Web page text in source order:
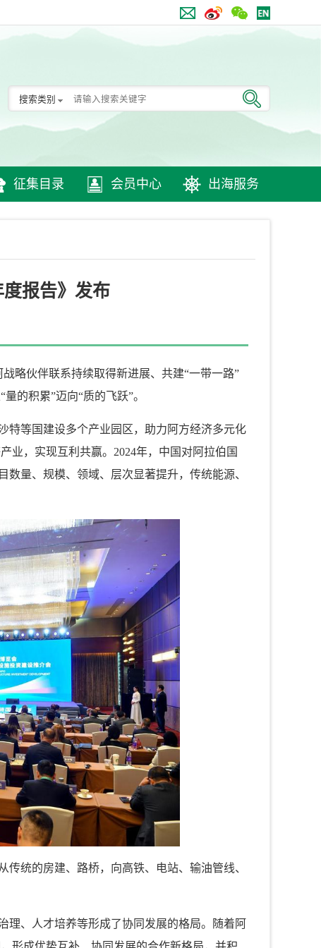
搜索类别
征集目录 会员中心 出海服务
度报告》发布
略伙伴联系持续取得新进展、共建“一带一路”
的积累”迈向“质的飞跃”。
特等国建设多个产业园区，助力阿方经济多元化
业，实现互利共赢。2024年，中国对阿拉伯国
量、规模、领域、层次显著提升，传统能源、
统的房建、路桥，向高铁、电站、输油管线、
理、人才培养等形成了协同发展的格局。随着阿